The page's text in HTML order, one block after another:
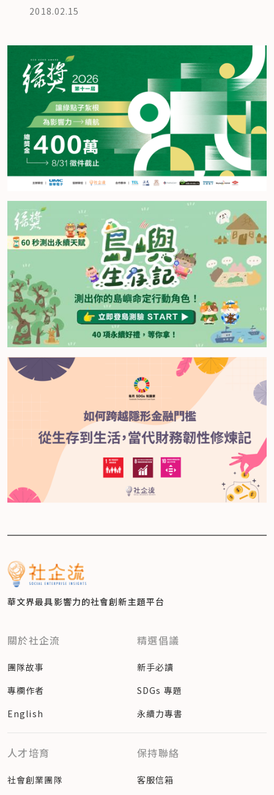
2018.02.15
華文界最具影響力的社會創新主題平台
關於社企流
團隊故事
專欄作者
English
精選倡議
新手必讀
SDGs 專題
永續力專書
人才培育
社會創業團隊
保持聯絡
客服信箱